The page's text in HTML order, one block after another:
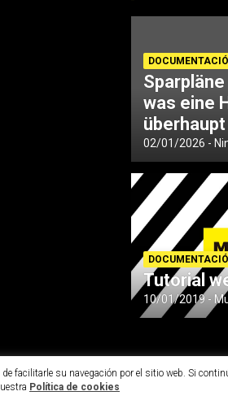
was eine
02/01/2026
Tutorial
10/01/2019
facilitarle su navegación por el sitio web. Si
Política de cookies